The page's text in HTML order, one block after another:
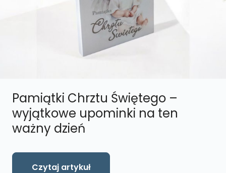
Pamiątki Chrztu Świętego –
wyjątkowe upominki na ten
ważny dzień
Czytaj artykuł